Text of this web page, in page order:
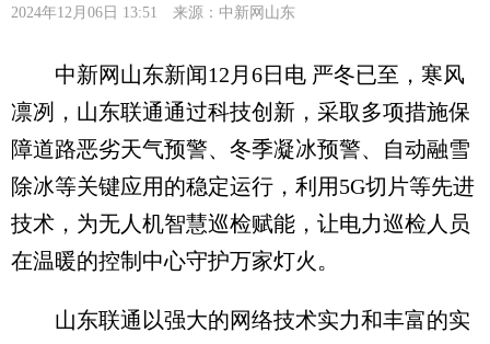
2024年12月06日 13:51 来源：中新网山东
中新网山东新闻12月6日电 严冬已至，寒风
凛冽，山东联通通过科技创新，采取多项措施保
障道路恶劣天气预警、冬季凝冰预警、自动融雪
除冰等关键应用的稳定运行，利用5G切片等先进
技术，为无人机智慧巡检赋能，让电力巡检人员
在温暖的控制中心守护万家灯火。
山东联通以强大的网络技术实力和丰富的实